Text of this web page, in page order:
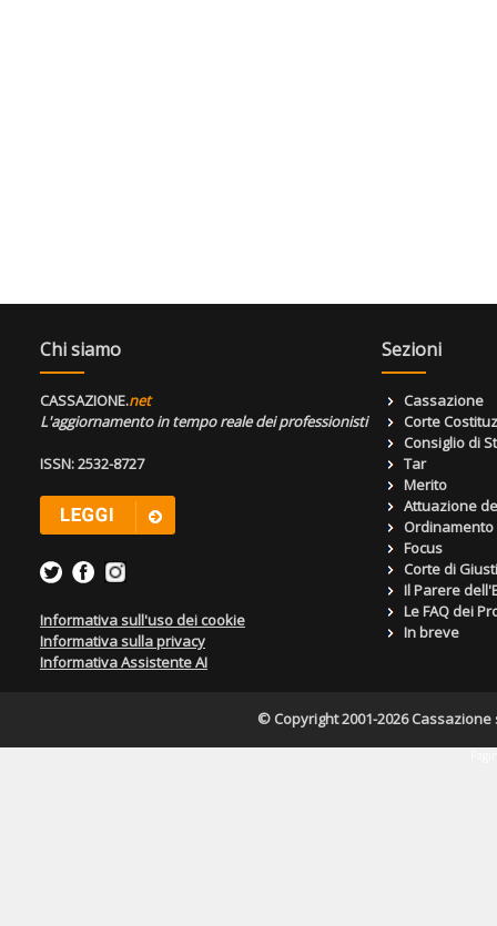
Chi siamo
CASSAZIONE.net
L'aggiornamento in tempo reale dei professionisti
ISSN: 2532-8727
Informativa sull'uso dei cookie
Informativa sulla privacy
Informativa Assistente AI
Sezioni
Cassazione
Corte
Consiglio di
Tar
Merito
Attuazione
Focus
Corte di
Il Parere
Le FAQ dei
In breve
© Copyright 2001-2026 Cassazione